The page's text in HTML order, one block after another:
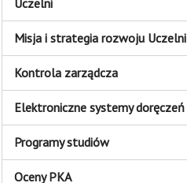
Uczelni
Misja i strategia rozwoju Uczelni
Kontrola zarządcza
Elektroniczne systemy doręczeń
Programy studiów
Oceny PKA